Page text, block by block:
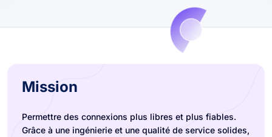
Mission
Permettre des connexions plus libres et plus fiables.
Grâce à une ingénierie et une qualité de service solides,